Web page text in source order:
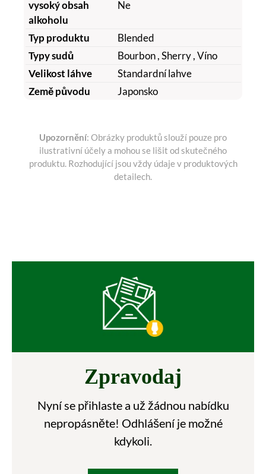
vysoký obsah
alkoholu
Ne
Typ produktu
Blended
Typy sudů
Bourbon, Sherry, Víno
Velikost láhve
Standardní lahve
Země původu
Japonsko
Upozornění: Obrázky produktů slouží pouze pro
ilustrativní účely a mohou se lišit od skutečného
produktu. Rozhodující jsou vždy údaje v produktových
detailech.
Zpravodaj
Nyní se přihlaste a už žádnou nabídku
nepropásněte! Odhlášení je možné
kdykoli.